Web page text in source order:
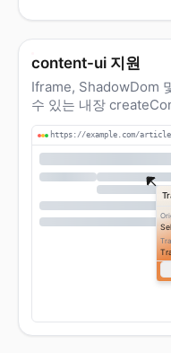
content-ui 지원
Iframe, ShadowDom
수 있는 내장
https://example.com/article